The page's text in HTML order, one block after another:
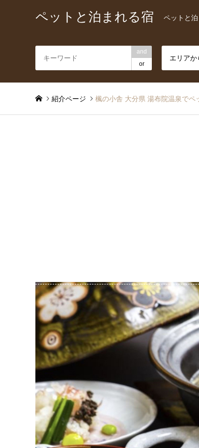
ペットと泊まれる宿 ペットと
and
or
エリアか
紹介ページ 楓の小舎 大分県 湯布院温泉でペ